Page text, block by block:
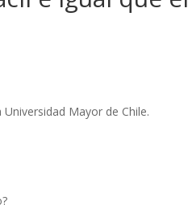
Mayor de Chile.